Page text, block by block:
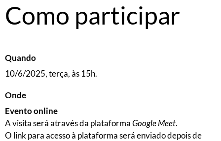
Como participar
Quando
10/6/2025, terça, às 15h.
Onde
Evento online
A visita será através da plataformaGoogle Meet.
O link para acesso à plataforma será enviado depois de